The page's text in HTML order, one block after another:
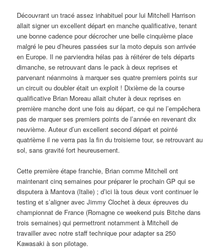
Découvrant un tracé assez inhabituel pour lui Mitchell Harrison
allait signer un excellent départ en manche qualificative, tenant
une bonne cadence pour décrocher une belle cinquième place
malgré le peu d’heures passées sur la moto depuis son arrivée
en Europe. Il ne parviendra hélas pas à réitérer de tels départs
dimanche, se retrouvant dans le pack à deux reprises et
parvenant néanmoins à marquer ses quatre premiers points sur
un circuit ou doubler était un exploit ! Dixième de la course
qualificative Brian Moreau allait chuter à deux reprises en
première manche dont une fois au départ, ce qui ne l’empêchera
pas de marquer ses premiers points de l’année en revenant dix
neuvième. Auteur d’un excellent second départ et pointé
quatrième il ne verra pas la fin du troisieme tour, se retrouvant au
sol, sans gravité fort heureusement.
Cette première étape franchie, Brian comme Mitchell ont
maintenant cinq semaines pour préparer le prochain GP qui se
disputera à Mantova (Italie) ; d’ici là tous deux vont continuer le
testing et s’aligner avec Jimmy Clochet à deux épreuves du
championnat de France (Romagne ce weekend puis Bitche dans
trois semaines) qui permettront notamment à Mitchell de
travailler avec notre staff technique pour adapter sa 250
Kawasaki à son pilotage.